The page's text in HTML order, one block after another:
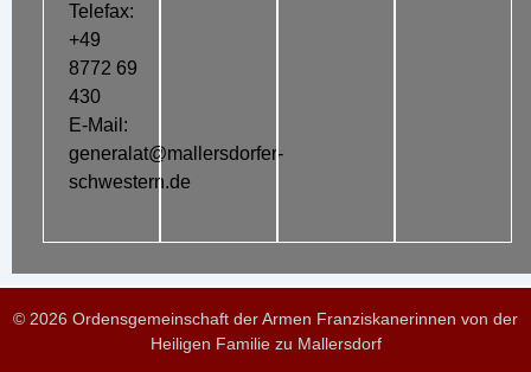
Telefax:
+49
8772 69
430
E-Mail:
generalat@mallersdorfer-
schwestern.de
© 2026 Ordensgemeinschaft der Armen Franziskanerinnen von der
Heiligen Familie zu Mallersdorf